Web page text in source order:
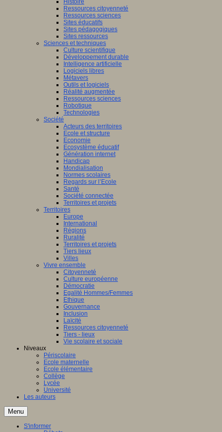
Histoire
Ressources citoyenneté
Ressources sciences
Sites éducatifs
Sites pédagogiques
Sites ressources
Sciences et techniques
Culture scientifique
Développement durable
Intelligence artificielle
Logiciels libres
Métavers
Outils et logiciels
Réalité augmentée
Ressources sciences
Robotique
Technologies
Société
Acteurs des territoires
Ecole et structure
Economie
Ecosystème éducatif
Génération internet
Handicap
Mondialisation
Normes scolaires
Regards sur l’Ecole
Santé
Société connectée
Territoires et projets
Territoires
Europe
International
Régions
Ruralité
Territoires et projets
Tiers lieux
Villes
Vivre ensemble
Citoyenneté
Culture européenne
Démocratie
Egalité Hommes/Femmes
Ethique
Gouvernance
Inclusion
Laïcité
Ressources citoyenneté
Tiers - lieux
Vie scolaire et sociale
Niveaux
Périscolaire
Ecole maternelle
Ecole élémentaire
Collège
Lycée
Université
Les auteurs
Menu
S'informer